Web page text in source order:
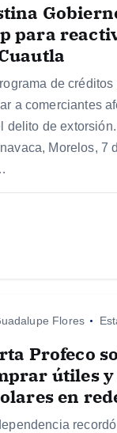
para
de
a comerciantes
delito de
Morelos, 7
Flores
Profeco
útiles
en